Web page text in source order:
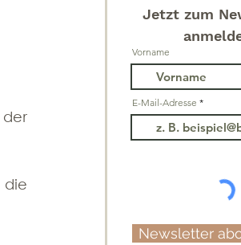
der
die
Jetzt zum
Vorname
E-Mail-Adresse
Newsletter